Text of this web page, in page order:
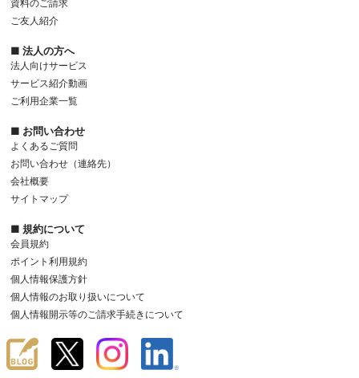
資料のご請求
ご友人紹介
■ 法人の方へ
法人向けサービス
サービス紹介動画
ご利用企業一覧
■ お問い合わせ
よくあるご質問
お問い合わせ（連絡先）
会社概要
サイトマップ
■ 規約について
会員規約
ポイント利用規約
個人情報保護方針
個人情報のお取り扱いについて
個人情報開示等のご請求手続きについて